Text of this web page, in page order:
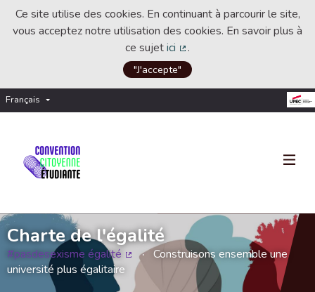
Ce site utilise des cookies. En continuant à parcourir le site,
vous acceptez notre utilisation des cookies. En savoir plus à
ce sujetici
(Lien externe)
.
"J'accepte"
Français Choisir la langue
Charte de l'égalité
#pasdesexisme égalité
(Lien externe)
Construisons ensemble une
université plus égalitaire